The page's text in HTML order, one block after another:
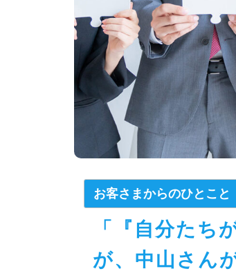
お客さまからのひとこと
「『自分たち
が、中山さん